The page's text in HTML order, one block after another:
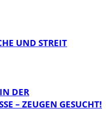
UND STREIT
DER
– ZEUGEN GESUCHT!